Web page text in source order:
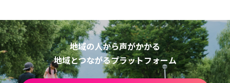
地域の人から声がかかる
地域とつながるプラットフォーム